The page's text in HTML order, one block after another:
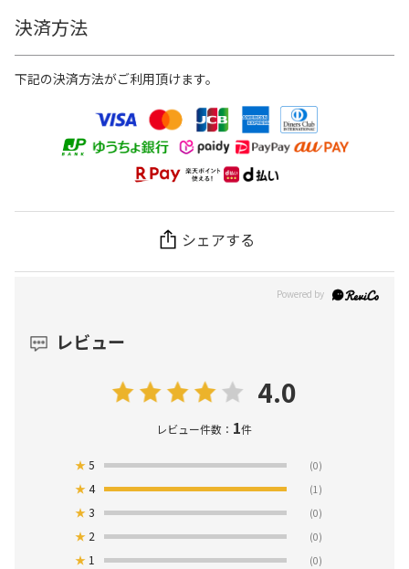
決済方法
下記の決済方法がご利用頂けます。
シェアする
レビュー
4.0
レビュー件数： 1件
★5 (0)
★4 (1)
★3 (0)
★ 2 (0)
★ 1 (0)